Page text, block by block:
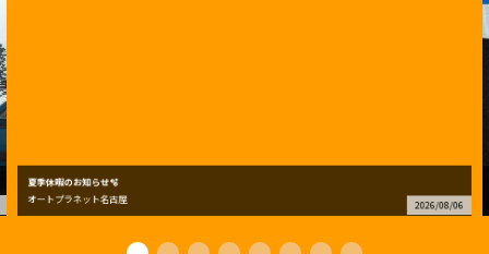
夏季休暇のお知らせ🫧
オートプラネット名古屋
2026/08/06